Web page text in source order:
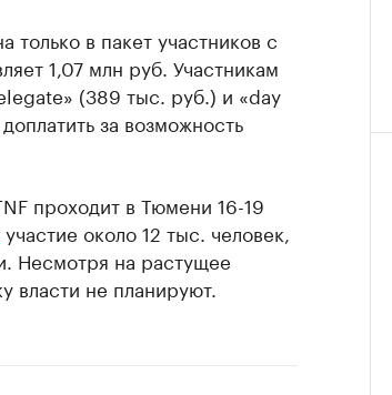
только в пакет участников с
1,07 млн руб. Участникам
(389 тыс. руб.) и «day
за возможность
проходит в Тюмени 16-19
участие около 12 тыс. человек,
Несмотря на растущее
власти не планируют.